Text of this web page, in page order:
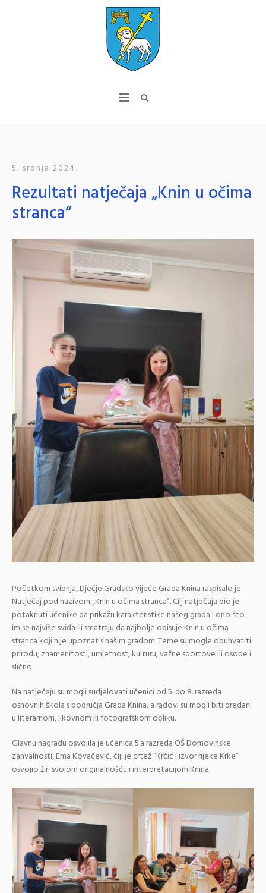
5. srpnja 2024.
Rezultati natječaja „Knin u očima
stranca“
Početkom svibnja, Dječje Gradsko vijeće Grada Knina raspisalo je
Natječaj pod nazivom „Knin u očima stranca“. Cilj natječaja bio je
potaknuti učenike da prikažu karakteristike našeg grada i ono što
im se najviše sviđa ili smatraju da najbolje opisuje Knin u očima
stranca koji nije upoznat s našim gradom. Teme su mogle obuhvatiti
prirodu, znamenitosti, umjetnost, kulturu, važne sportove ili osobe i
slično.
Na natječaju su mogli sudjelovati učenici od 5. do 8. razreda
osnovnih škola s područja Grada Knina, a radovi su mogli biti predani
u literarnom, likovnom ili fotografskom obliku.
Glavnu nagradu osvojila je učenica 5.a razreda OŠ Domovinske
zahvalnosti, Ema Kovačević, čiji je crtež “Krčić i izvor rijeke Krke”
osvojio žiri svojom originalnošću i interpretacijom Knina.